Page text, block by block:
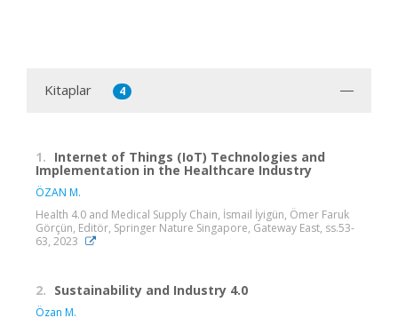
Kitaplar 4
1. Internet of Things (IoT) Technologies and
Implementation in the Healthcare Industry
ÖZAN M.
Health 4.0 and Medical Supply Chain, İsmail İyigün, Ömer Faruk
Görçün, Editör, Springer Nature Singapore, Gateway East, ss.53-
63, 2023
2. Sustainability and Industry 4.0
Özan M.